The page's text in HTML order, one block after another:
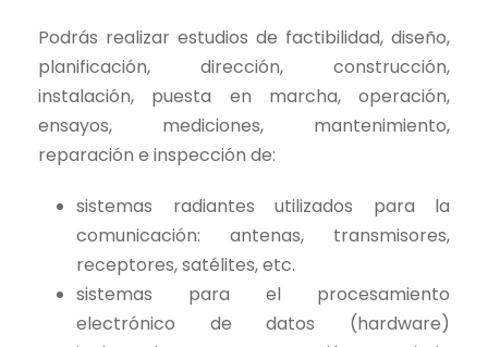
Podrás realizar estudios de factibilidad, diseño,
planificación, dirección, construcción,
instalación, puesta en marcha, operación,
ensayos, mediciones, mantenimiento,
reparación e inspección de:
sistemas radiantes utilizados para la
comunicación: antenas, transmisores,
receptores, satélites, etc.
sistemas para el procesamiento
electrónico de datos (hardware)